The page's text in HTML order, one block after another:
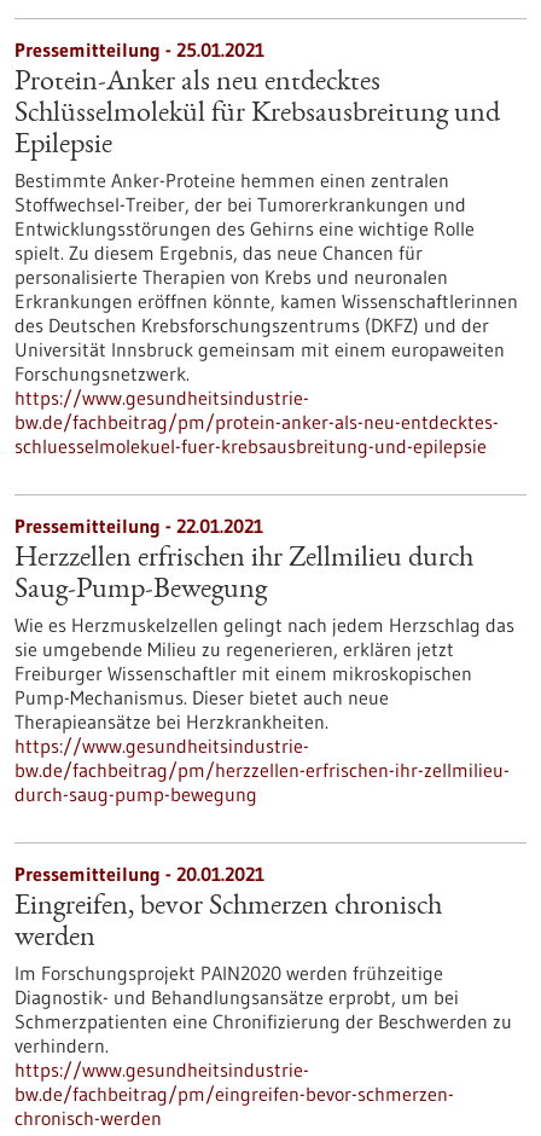
Pressemitteilung - 25.01.2021
Protein-Anker als neu entdecktes
Schlüsselmolekül für Krebsausbreitung und
Epilepsie
Bestimmte Anker-Proteine hemmen einen zentralen
Stoffwechsel-Treiber, der bei Tumorerkrankungen und
Entwicklungsstörungen des Gehirns eine wichtige Rolle
spielt. Zu diesem Ergebnis, das neue Chancen für
personalisierte Therapien von Krebs und neuronalen
Erkrankungen eröffnen könnte, kamen Wissenschaftlerinnen
des Deutschen Krebsforschungszentrums (DKFZ) und der
Universität Innsbruck gemeinsam mit einem europaweiten
Forschungsnetzwerk.
https://www.gesundheitsindustrie-
bw.de/fachbeitrag/pm/protein-anker-als-neu-entdecktes-
schluesselmolekuel-fuer-krebsausbreitung-und-epilepsie
Pressemitteilung - 22.01.2021
Herzzellen erfrischen ihr Zellmilieu durch
Saug-Pump-Bewegung
Wie es Herzmuskelzellen gelingt nach jedem Herzschlag das
sie umgebende Milieu zu regenerieren, erklären jetzt
Freiburger Wissenschaftler mit einem mikroskopischen
Pump-Mechanismus. Dieser bietet auch neue
Therapieansätze bei Herzkrankheiten.
https://www.gesundheitsindustrie-
bw.de/fachbeitrag/pm/herzzellen-erfrischen-ihr-zellmilieu-
durch-saug-pump-bewegung
Pressemitteilung - 20.01.2021
Eingreifen, bevor Schmerzen chronisch
werden
Im Forschungsprojekt PAIN2020 werden frühzeitige
Diagnostik- und Behandlungsansätze erprobt, um bei
Schmerzpatienten eine Chronifizierung der Beschwerden zu
verhindern.
https://www.gesundheitsindustrie-
bw.de/fachbeitrag/pm/eingreifen-bevor-schmerzen-
chronisch-werden